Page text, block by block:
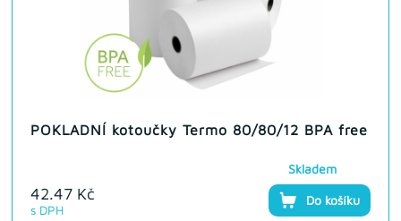
POKLADNÍ kotoučky Termo 80/80/12 BPA free
42.47 Kč
s DPH
Skladem
Do košíku